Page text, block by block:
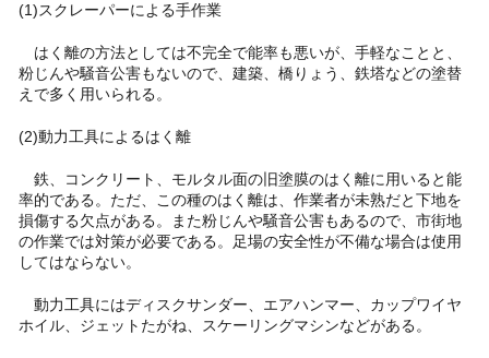
(1)スクレーパーによる手作業
はく離の方法としては不完全で能率も悪いが、手軽なことと、
粉じんや騒音公害もないので、建築、橋りょう、鉄塔などの塗替
えで多く用いられる。
(2)動力工具によるはく離
鉄、コンクリート、モルタル面の旧塗膜のはく離に用いると能
率的である。ただ、この種のはく離は、作業者が未熟だと下地を
損傷する欠点がある。また粉じんや騒音公害もあるので、市街地
の作業では対策が必要である。足場の安全性が不備な場合は使用
してはならない。
動力工具にはディスクサンダー、エアハンマー、カップワイヤ
ホイル、ジェットたがね、スケーリングマシンなどがある。